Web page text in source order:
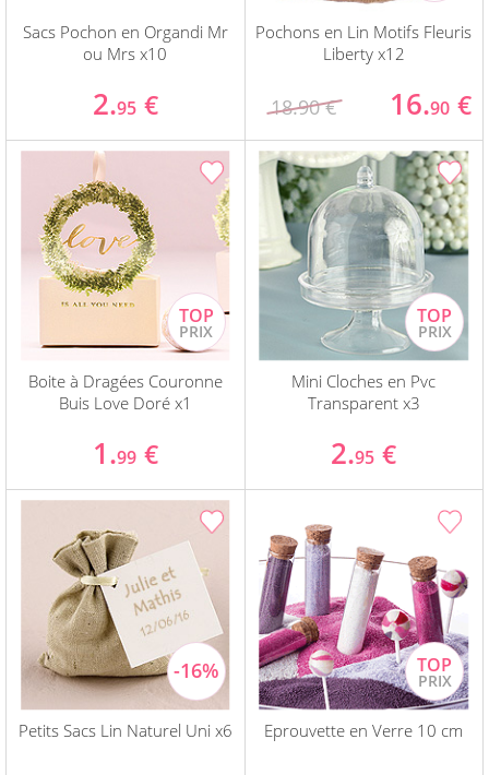
Sacs Pochon en Organdi Mr
ou Mrs x10
2.95 €
Pochons en Lin Motifs Fleuris
Liberty x12
18.90 € 16.90 €
Boite à Dragées Couronne
Buis Love Doré x1
1.99 €
Mini Cloches en Pvc
Transparent x3
2.95 €
Petits Sacs Lin Naturel Uni x6 Eprouvette en Verre 10 cm